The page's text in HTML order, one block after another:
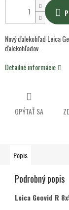
Nový ďalekohľad Leica
ďalekohľadov.
Detailné informácie
OPÝTAŤ SA
Popis
Podrobný popis
Leica Geovid R